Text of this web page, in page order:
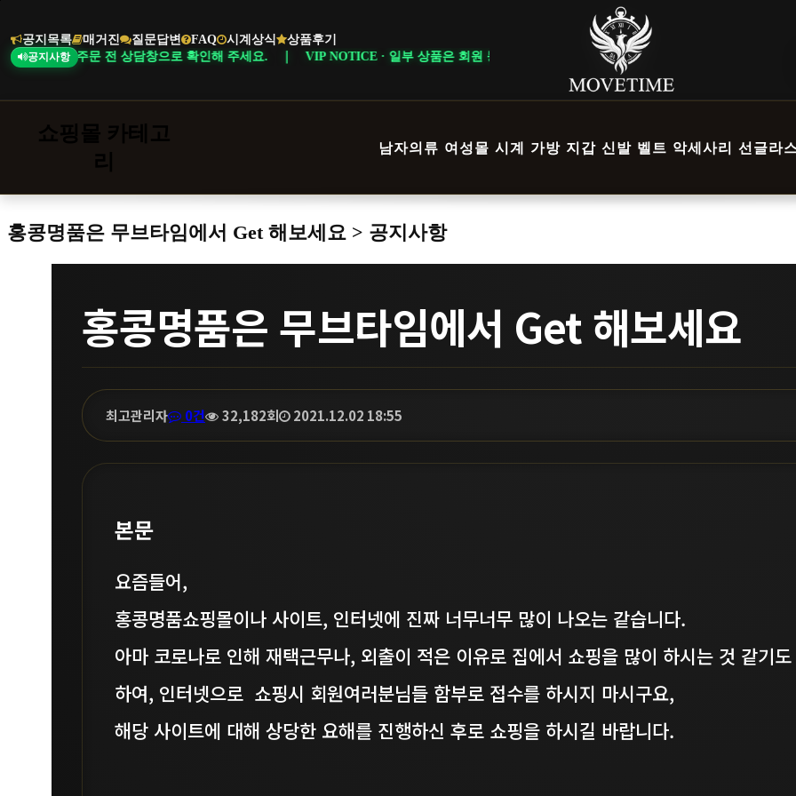
공지목록 매거진 질문답변 FAQ 시계상식 상품후기
공지사항
문 전 상담창으로 확인해 주세요. ｜ VIP NOTICE · 일부 상품은 회원 등급 및 이벤트 조건에 따라 혜택이 다르게 적용됩니다. ｜
남자의류 여성몰 시계 가방 지갑 신발 벨트 악세사리 선글라
바
로
기
홍콩명품은 무브타임에서 Get 해보세요 > 공지사항
홍콩명품은 무브타임에서 Get 해보세요
페
이
정
작
최고관리자
댓
0건
조
32,182회작2021.12.02 18:55
본문
요즘들어,
홍콩명품쇼핑몰이나 사이트, 인터넷에 진짜 너무너무 많이 나오는 같습니다.
아마 코로나로 인해 재택근무나, 외출이 적은 이유로 집에서 쇼핑을 많이 하시는 것 같기
하여, 인터넷으로 쇼핑시 회원여러분님들 함부로 접수를 하시지 마시구요,
해당 사이트에 대해 상당한 요해를 진행하신 후로 쇼핑을 하시길 바랍니다.